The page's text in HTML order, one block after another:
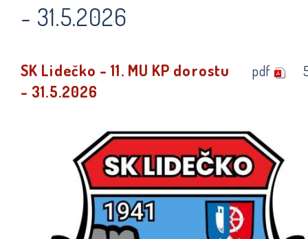
- 31.5.2026
SK Lidečko - 11. MU KP dorostu
- 31.5.2026
pdf